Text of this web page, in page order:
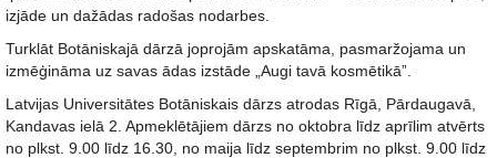
izjāde un dažādas radošas nodarbes.
Turklāt Botāniskajā dārzā joprojām apskatāma, pasmaržojama un
izmēģināma uz savas ādas izstāde „Augi tavā kosmētikā”.
Latvijas Universitātes Botāniskais dārzs atrodas Rīgā, Pārdaugavā,
Kandavas ielā 2. Apmeklētājiem dārzs no oktobra līdz aprīlim atvērts
no plkst. 9.00 līdz 16.30, no maija līdz septembrim no plkst. 9.00 līdz